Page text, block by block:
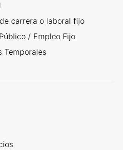
carrera o laboral fijo
/ Empleo Fijo
Temporales